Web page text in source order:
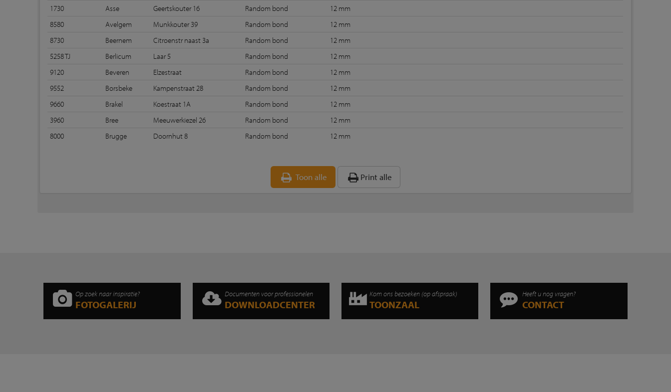
1730
Asse Geertskouter 16 Random bond
12 mm
8580
Avelgem Munkkouter 39 Random bond
12 mm
8730
Beernem Citroenstr naast 3a Random bond
12 mm
5258 TJ
Berlicum Laar 5 Random bond
12 mm
9120
Beveren Elzestraat Random bond
12 mm
9552
Borsbeke Kampenstraat 28 Random bond
12 mm
9660
Brakel Koestraat 1A Random bond
12 mm
3960
Bree Meeuwerkiezel 26 Random bond
12 mm
8000
Brugge Doornhut 8 Random bond 12 mm
Toon alle Print alle
Op zoek naar inspiratie?
FOTOGALERIJ
Documenten voor professionelen
DOWNLOADCENTER
Kom ons bezoeken (op afspraak)
TOONZAAL
Heeft u nog vragen?
CONTACT